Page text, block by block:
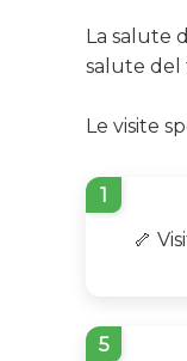
La salute
salute del
Le visite
1
🦴
5